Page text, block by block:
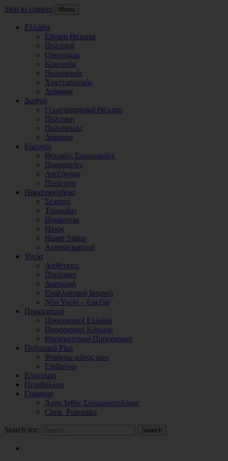
Skip to content Menu
Ελλάδα
Εθνικα Θέματα
Πολιτικά
Οικονομία
Κοινωνία
Πολιτισμός
Χριστιανισμός
Διάφορα
Διεθνή
Γεωστρατηγικά Θέματα
Πολιτικη
Πολιτισμός
Διάφορα
Ερευνες
Θεωρίες Συνωμοσίες
Προφητείες
Ανεξήγητα
Περίεργα
Παρατηρητήριο
Σεισμοί
Τσουνάμι
Ηφαίστεια
Ηλιος
Haarp Status
Αεροψεκασμοί
Υγεία
Ασθένειες
Προληψη
Διατροφή
Εναλλακτική Ιατρική
Νέα Υγεία – Ευεξία
Προορισμοί
Προορισμοί Ελλάδα
Προορισμοί Κόσμος
Θρησκευτικοί Προορισμοί
Πολεμικό Plus
Φτιάχνω μόνος μου
Επιβιώνω
Επιστήμη
Περιβάλλον
Γράφουν
Άρης Ιχθύς Συνωμοσιολόγος
Chris_Polemiko
Search for: Search